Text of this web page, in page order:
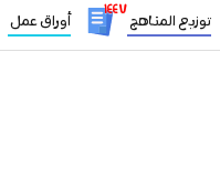
توزيع المناهج
١٤٤٧
أوراق عمل